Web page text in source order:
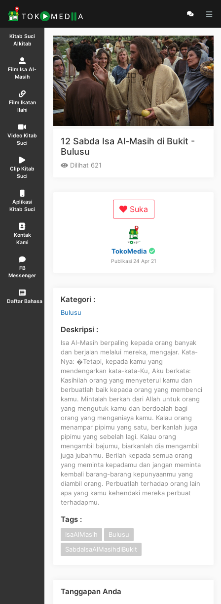
Kitab Suci
Alkitab
Film Isa Al-
Masih
Film Ikatan
Ilahi
Video Kitab
Suci
Clip Kitab
Suci
Aplikasi
Kitab Suci
Kontak
Kami
FB
Messenger
Daftar Bahasa
12 Sabda Isa Al-Masih di Bukit -
Bulusu
Dilihat 621
Suka
TokoMedia
Publikasi 24 Apr 21
Kategori :
Bulusu
Deskripsi :
Isa Al-Masih berpaling kepada orang banyak
dan berjalan melalui mereka, mengajar. Kata-
Nya: �Tetapi, kepada kamu yang
mendengarkan kata-kata-Ku, Aku berkata:
Kasihilah orang yang menyeterui kamu dan
berbuatlah baik kepada orang yang membenci
kamu. Mintalah berkah dari Allah untuk orang
yang mengutuk kamu dan berdoalah bagi
orang yang menganiaya kamu. Kalau orang
menampar pipimu yang satu, berikanlah juga
pipimu yang sebelah lagi. Kalau orang
mengambil bajumu, biarkanlah dia mengambil
juga jubahmu. Berilah kepada semua orang
yang meminta kepadamu dan jangan meminta
kembali barang-barang kepunyaanmu yang
diambil orang. Perbuatlah terhadap orang lain
apa yang kamu kehendaki mereka perbuat
terhadapmu.
Tags :
IsaAlMasih
Bulusu
SabdaIsaAlMasihdiBukit
Tanggapan Anda